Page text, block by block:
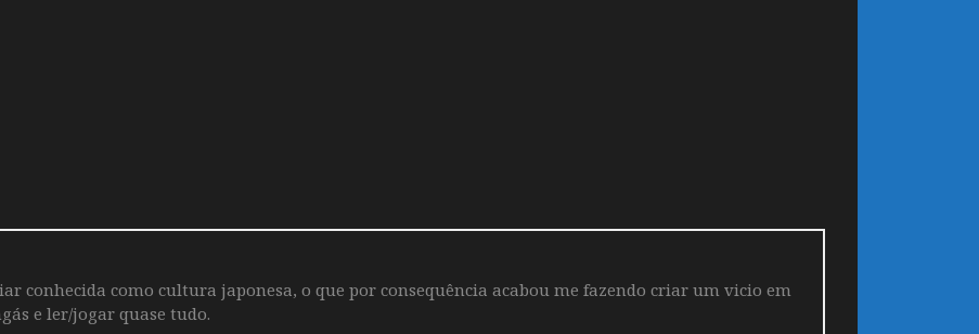
conhecida como cultura japonesa, o que por consequência acabou me fazendo criar um vicio em
e ler/jogar quase tudo.